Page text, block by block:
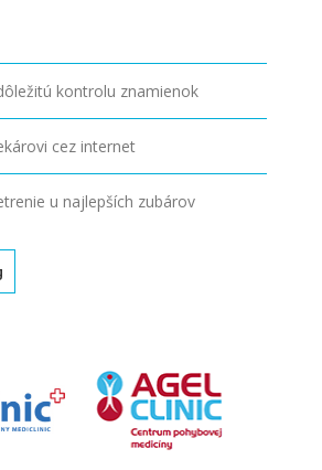
kontrolu znamienok
cez internet
u najlepších zubárov